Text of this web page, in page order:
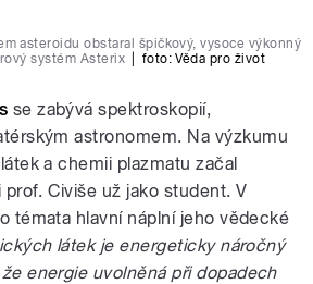
asteroidu obstaral špičkový, vysoce výkonný
systém Asterix
foto: Věda pro život
se zabývá spektroskopií,
astronomem. Na výzkumu
a chemii plazmatu začal
Civiše už jako student. V
témata hlavní náplní jeho vědecké
látek je energeticky náročný
energie uvolněná při dopadech